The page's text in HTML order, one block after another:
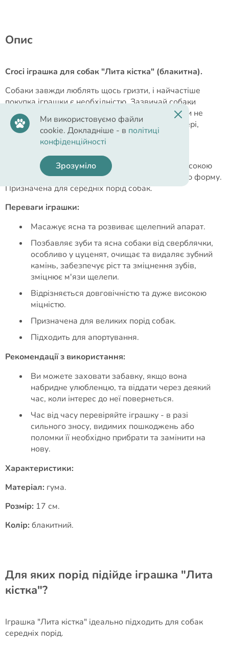
Опис
Croci іграшка для собак "Лита кістка" (блакитна).
Собаки завжди люблять щось гризти, і найчастіше
покупка іграшки є необхідністю. Зазвичай собаки
гризуть все, що трапляється їм у пащу, і якщо ви не
хочете розлучитися зі своїм взуттям, міняти двері,
килими та інші корисні речі – порадуйте свого
улюбленця забавною іграшкою.
Іграшка відрізняється довговічністю та дуже високою
міцністю в іграх із собакою, добре зберігає свою форму.
Призначена для середніх порід собак.
Переваги іграшки:
Масажує ясна та розвиває щелепний апарат.
Позбавляє зуби та ясна собаки від сверблячки,
особливо у цуценят, очищає та видаляє зубний
камінь, забезпечує ріст та зміцнення зубів,
зміцнює м'язи щелепи.
Відрізняється довговічністю та дуже високою
міцністю.
Призначена для великих порід собак.
Підходить для апортування.
Рекомендації з використання:
Ви можете заховати забавку, якщо вона
набридне улюбленцю, та віддати через деякий
час, коли інтерес до неї повернеться.
Час від часу перевіряйте іграшку - в разі
сильного зносу, видимих пошкоджень або
поломки її необхідно прибрати та замінити на
нову.
Характеристики:
Матеріал: гума.
Розмір: 17 см.
Колір: блакитний.
Для яких порід підійде іграшка "Лита
кістка"?
Іграшка "Лита кістка" ідеально підходить для собак
середніх порід.
Ми використовуємо файли
cookie. Докладніше - в політиці
конфіденційності
Зрозуміло